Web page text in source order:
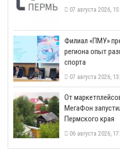
07 августа 2026,
​Филиал «ПМУ»
региона опыт
спорта
07 августа 2026,
От
МегаФон
Пермского края
06 августа 2026,